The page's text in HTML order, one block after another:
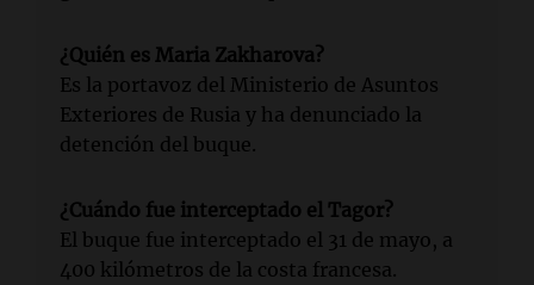
¿Quién es Maria Zakharova?
Es la portavoz del Ministerio de Asuntos
Exteriores de Rusia y ha denunciado la
detención del buque.
¿Cuándo fue interceptado el Tagor?
El buque fue interceptado el 31 de mayo, a
400 kilómetros de la costa francesa.